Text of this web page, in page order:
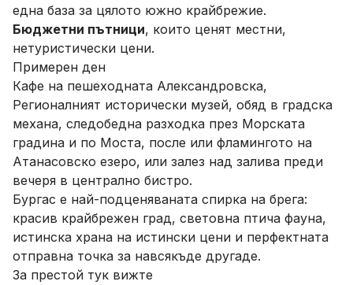
една база за цялото южно крайбрежие.
Бюджетни пътници, които ценят местни,
нетуристически цени.
Примерен ден
Кафе на пешеходната Александровска,
Регионалният исторически музей, обяд в градска
механа, следобедна разходка през Морската
градина и по Моста, после или фламингото на
Атанасовско езеро, или залез над залива преди
вечеря в централно бистро.
Бургас е най-подценяваната спирка на брега:
красив крайбрежен град, световна птича фауна,
истинска храна на истински цени и перфектната
отправна точка за навсякъде другаде.
За престой тук вижте